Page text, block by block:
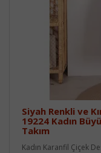
Siyah Renkli ve
19224 Kadın
Takım
Kadın Karanfil Çiçek